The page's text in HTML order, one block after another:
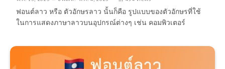
ฟอนต์ลาว หรือ ตัวอักษรลาว นั้นก็คือ รูปแบบของตัวอักษรที่ใช้
ในการแสดงภาษาลาวบนอุปกรณ์ต่างๆ เช่น คอมพิวเตอร์